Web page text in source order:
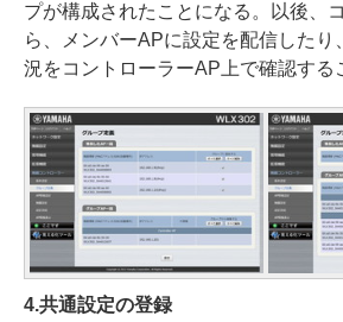
プが構成されたことになる。以後、
ら、メンバーAPに設定を配信したり
況をコントローラーAP上で確認する
4.共通設定の登録